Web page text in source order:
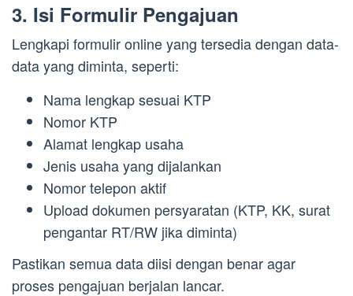
3. Isi Formulir Pengajuan
Lengkapi formulir online yang tersedia dengan data-
data yang diminta, seperti:
Nama lengkap sesuai KTP
Nomor KTP
Alamat lengkap usaha
Jenis usaha yang dijalankan
Nomor telepon aktif
Upload dokumen persyaratan (KTP, KK, surat
pengantar RT/RW jika diminta)
Pastikan semua data diisi dengan benar agar
proses pengajuan berjalan lancar.